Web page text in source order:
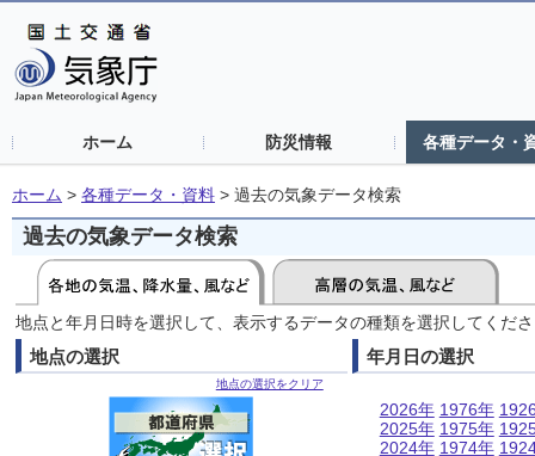
ホーム 防災情報 各種データ・
ホーム > 各種データ・資料 > 過去の気象データ検索
過去の気象データ検索
地点と年月日時を選択して、表示するデータの種類を選択してくだ
地点の選択
地点の選択をクリア
年月日の選択
2026年
2025年
2024年
1976年
1975年
1974年